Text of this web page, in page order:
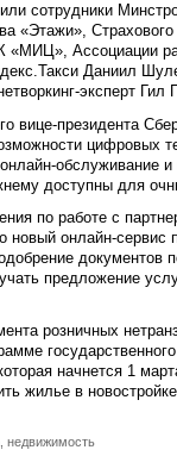
сотрудники
«Этажи»,
«МИЦ», Ассоциации
Даниил
эксперт Гил
вице-президента
цифровых
обслуживание
доступны для
по работе с
новый онлайн-сервис
документов
предложение
розничных
начнется 1
жилье в
недвижимость